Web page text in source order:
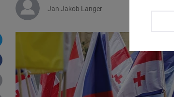
Jan Jakob Langer